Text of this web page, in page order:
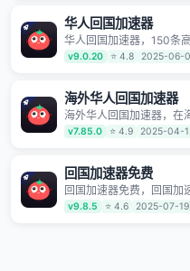
华人回国加速器
华人回国加速器，150条
点 无需注册 一键连接 提
乐app,快人一步 应用模式
止第三方对数据进行窃取
v9.0.20 ⭐ 4.8 2025-06-
海外华人回国加速器
海外华人回国加速器，在
站地区版权限制/网络IP屏
的哔哩哔哩专用回国
服7*24小时服务。
v7.85.0 ⭐ 4.9 2025-04-
回国加速器免费
回国加速器免费，回国加
运营商专线不卡顿超稳定
造，帮助海外华人免除地
v9.8.5 ⭐ 4.6 2025-07-19